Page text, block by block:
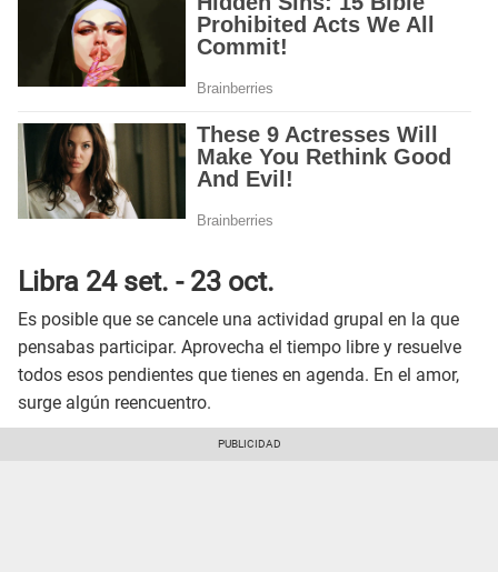
Libra 24 set. - 23 oct.
Es posible que se cancele una actividad grupal en la que
pensabas participar. Aprovecha el tiempo libre y resuelve
todos esos pendientes que tienes en agenda. En el amor,
surge algún reencuentro.